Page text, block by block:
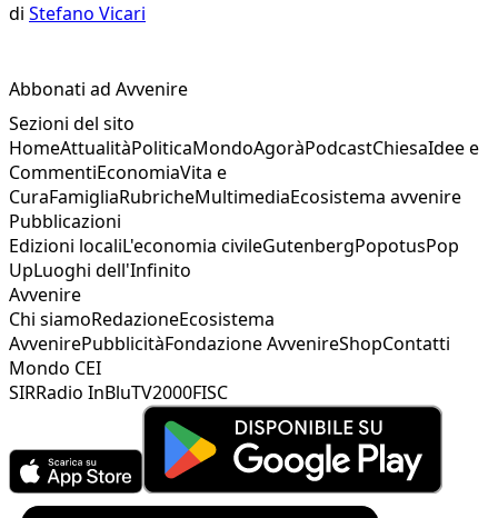
di Stefano Vicari
Abbonati ad Avvenire
Sezioni del sito
HomeAttualitàPoliticaMondoAgoràPodcastChiesaIdee e
CommentiEconomiaVita e
CuraFamigliaRubricheMultimediaEcosistema avvenire
Pubblicazioni
Edizioni localiL'economia civileGutenbergPopotusPop
UpLuoghi dell'Infinito
Avvenire
Chi siamoRedazioneEcosistema
AvvenirePubblicitàFondazione AvvenireShopContatti
Mondo CEI
SIRRadio InBluTV2000FISC